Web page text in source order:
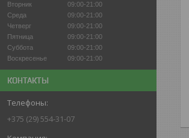
Вторник
09:00-21:00
Среда
09:00-21:00
Четверг
09:00-21:00
Пятница
09:00-21:00
Суббота
09:00-21:00
Воскресенье
09:00-21:00
КОНТАКТЫ
+375 (29) 554-31-07